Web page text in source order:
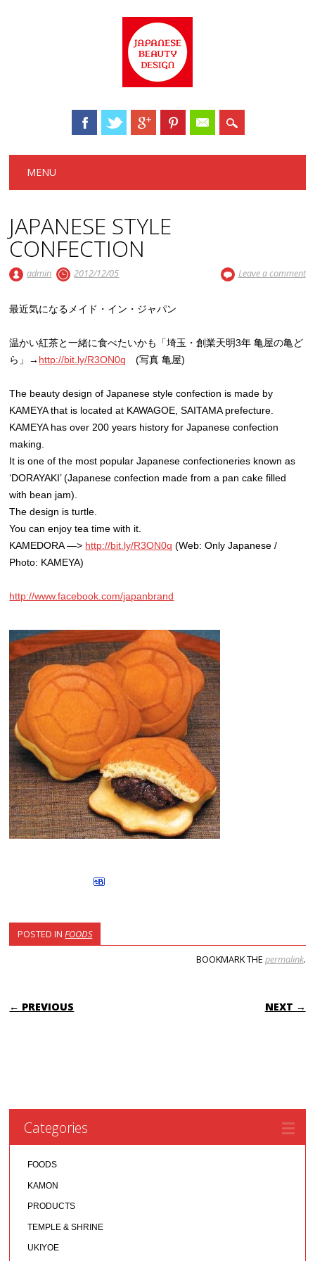
Main menu
MENU
JAPANESE STYLE
CONFECTION
admin 2012/12/05 Leave a comment
最近気になるメイド・イン・ジャパン
温かい紅茶と一緒に食べたいかも「埼玉・創業天明3年 亀屋の亀ど
ら」→ http://bit.ly/R3ON0q (写真 亀屋)
The beauty design of Japanese style confection is made by
KAMEYA that is located at KAWAGOE, SAITAMA prefecture.
KAMEYA has over 200 years history for Japanese confection
making.
It is one of the most popular Japanese confectioneries known as
‘DORAYAKI’ (Japanese confection made from a pan cake filled
with bean jam).
The design is turtle.
You can enjoy tea time with it.
KAMEDORA —> http://bit.ly/R3ON0q (Web: Only Japanese /
Photo: KAMEYA)
http://www.facebook.com/japanbrand
POSTED INFOODS
BOOKMARK THE permalink.
POST NAVIGATION
← PREVIOUS NEXT →
Categories
FOODS
KAMON
PRODUCTS
TEMPLE & SHRINE
UKIYOE